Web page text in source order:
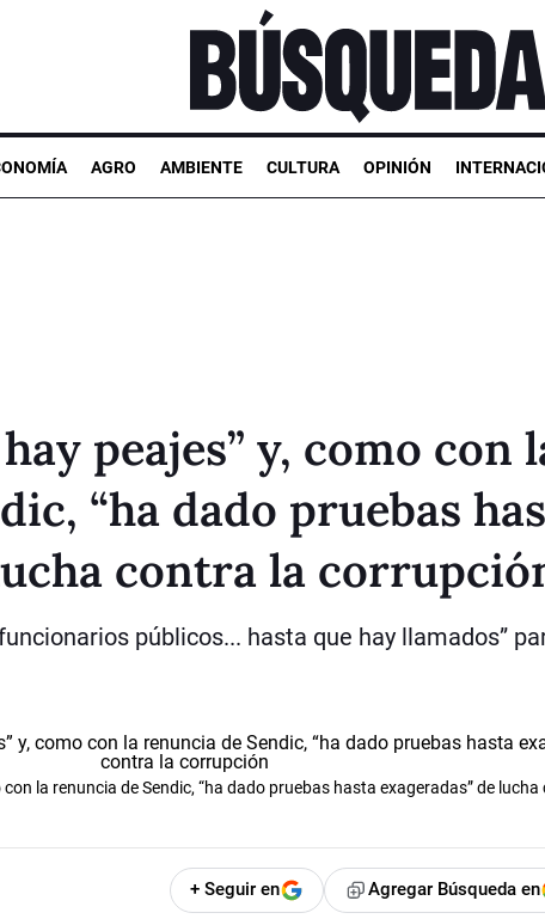
AGRO AMBIENTE CULTURA OPINIÓN
peajes” y, como con
“ha dado pruebas
contra la
públicos... hasta que hay llamados”
con la renuncia de Sendic, “ha dado pruebas hasta exageradas” de
+ Seguir en Agregar Búsqueda en